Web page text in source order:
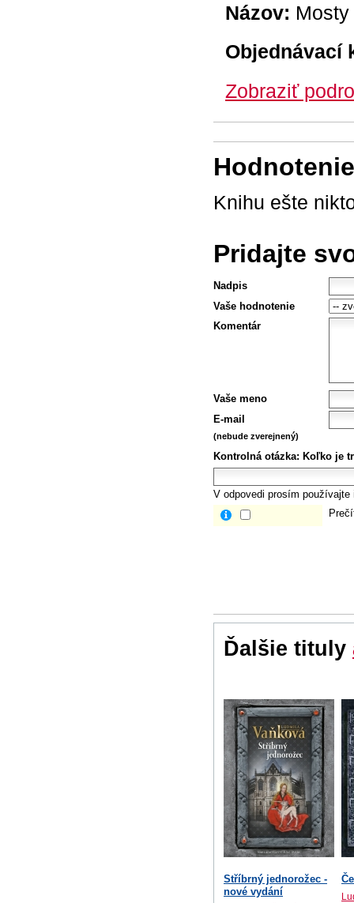
Názov:
Objednávací
Zobraziť
Knihu ešte
Pridajte
Nadpis
Vaše hodnotenie
Komentár
Vaše meno
E-mail
(nebude zverejnený)
Kontrolná otázka: Koľko je
V odpovedi prosím
Ďalšie tituly
Stříbrný jednorožec -
nové vydání